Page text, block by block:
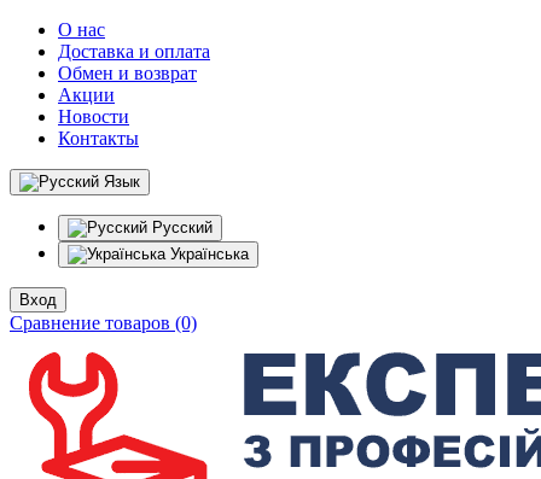
О нас
Доставка и оплата
Обмен и возврат
Акции
Новости
Контакты
Язык
Русский
Українська
Вход
Сравнение товаров (0)